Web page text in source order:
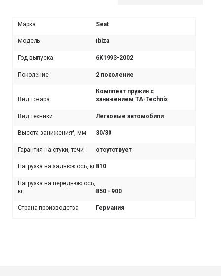
Марка Seat
Модель Ibiza
Год выпуска 6K1993-2002
Поколение 2 поколение
Вид товара
Комплект пружин с
занижением TA-Technix
Вид техники Легковые автомобили
Высота занижения*, мм 30/30
Гарантия на стуки, течи отсутствует
Нагрузка на заднюю ось, кг810
Нагрузка на переднюю ось,
кг
850 - 900
Страна производства Германия